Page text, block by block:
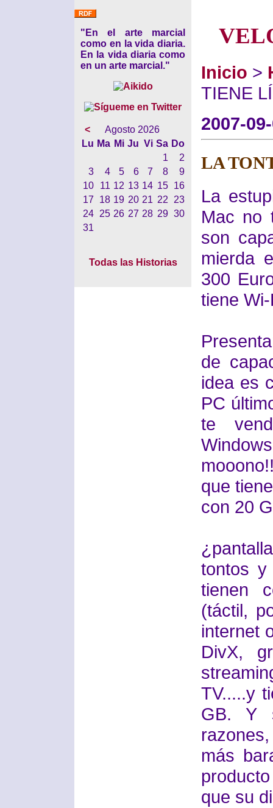
"En el arte marcial
como en la vida diaria.
En la vida diaria como
en un arte marcial."
<
Agosto 2026
Lu Ma Mi Ju Vi Sa Do
1
2
3
4 5 6 7 8
9
10
11 12 13 14 15
16
17
18 19 20 21 22
23
24
25 26 27 28 29 30
31
Todas las Historias
Inicio >
TIENE
2007-
LA
La
Mac no
son
mierda
300
tiene
de
idea es
PC
te
que
con 20
tontos y
tienen
(táctil,
internet
DivX,
TV.....y
GB. Y
más
que su